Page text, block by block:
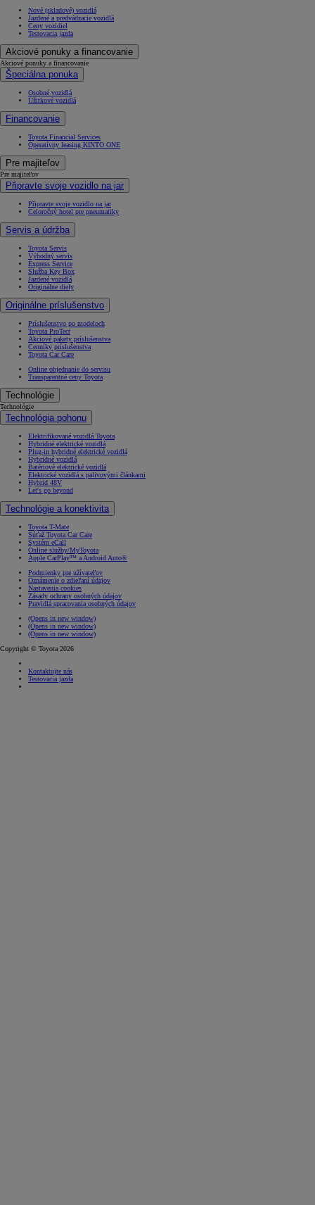
Nové (skladové) vozidlá
Jazdené a predvádzacie vozidlá
Ceny vozidiel
Testovacia jazda
Akciové ponuky a financovanie
Akciové ponuky a financovanie
Špeciálna ponuka
Osobné vozidlá
Úžitkové vozidlá
Financovanie
Toyota Financial Services
Operatívny leasing KINTO ONE
Pre majiteľov
Pre majiteľov
Připravte svoje vozidlo na jar
Připravte svoje vozidlo na jar
Celoročný hotel pre pneumatiky
Servis a údržba
Toyota Servis
Výhodný servis
Express Service
Služba Key Box
Jazdené vozidlá
Originálne diely
Originálne príslušenstvo
Príslušenstvo po modeloch
Toyota ProTect
Akciové pakety príslušenstva
Cenníky príslušenstva
Toyota Car Care
Online objednanie do servisu
Transparentné ceny Toyota
Technológie
Technológie
Technológia pohonu
Elektrifikované vozidlá Toyota
Hybridné elektrické vozidlá
Plug-in hybridné elektrické vozidlá
Hybridné vozidlá
Batériové elektrické vozidlá
Elektrické vozidlá s palivovými článkami
Hybrid 48V
Let's go beyond
Technológie a konektivita
Toyota T-Mate
Súťaž Toyota Car Care
Systém eCall
Online služby/MyToyota
Apple CarPlay™ a Android Auto®
Podmienky pre užívateľov
Oznámenie o zdieľaní údajov
Nastavenia cookies
Zásady ochrany osobných údajov
Pravidlá spracovania osobných údajov
(Opens in new window)
(Opens in new window)
(Opens in new window)
Copyright © Toyota 2026
Kontaktujte nás
Testovacia jazda